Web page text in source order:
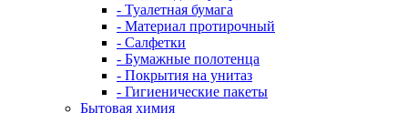
- Туалетная бумага
- Материал протирочный
- Салфетки
- Бумажные полотенца
- Покрытия на унитаз
- Гигиенические пакеты
Бытовая химия